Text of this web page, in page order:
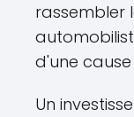
rassembler
d'une
Un